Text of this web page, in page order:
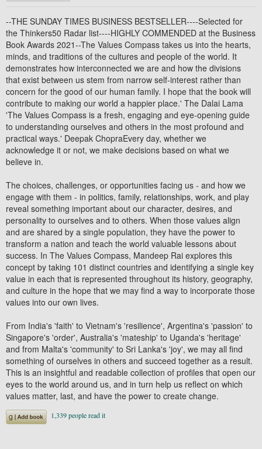
--THE SUNDAY TIMES BUSINESS BESTSELLER----Selected for
the Thinkers50 Radar list----HIGHLY COMMENDED at the Business
Book Awards 2021--The Values Compass takes us into the hearts,
minds, and traditions of the cultures and people of the world. It
demonstrates how interconnected we are and how the divisions
that exist between us stem from narrow self-interest rather than
concern for the good of our human family. I hope that the book will
contribute to making our world a happier place.' The Dalai Lama
'The Values Compass is a fresh, engaging and eye-opening guide
to understanding ourselves and others in the most profound and
practical ways.' Deepak ChopraEvery day, whether we
acknowledge it or not, we make decisions based on what we
believe in.
The choices, challenges, or opportunities facing us - and how we
engage with them - in politics, family, relationships, work, and play
reveal something important about our character, desires, and
personality to ourselves and to others. When those values align
and are shared by a single population, they have the power to
transform a nation and teach the world valuable lessons about
success. In The Values Compass, Mandeep Rai explores this
concept by taking 101 distinct countries and identifying a single key
value in each that is represented throughout its history, geography,
and culture in the hope that we may find a way to incorporate those
values into our own lives.
From India's 'faith' to Vietnam's 'resilience', Argentina's 'passion' to
Singapore's 'order', Australia's 'mateship' to Uganda's 'heritage'
and from Malta's 'community' to Sri Lanka's 'joy', we may all find
something of ourselves in others and succeed together as a result.
This is an insightful and readable collection of profiles that open our
eyes to the world around us, and in turn help us reflect on which
values matter, last, and have the power to create change.